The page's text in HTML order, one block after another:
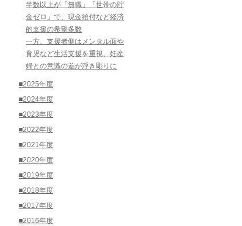
半数以上が「無職」「世帯の貯
金ゼロ」で、現金給付など経済
的支援の希望多数
一方、支援者側はメンタル面や
育児など生活支援を重視、妊産
婦との意識の差が浮き彫りに
■2025年度
■2024年度
■2023年度
■2022年度
■2021年度
■2020年度
■2019年度
■2018年度
■2017年度
■2016年度